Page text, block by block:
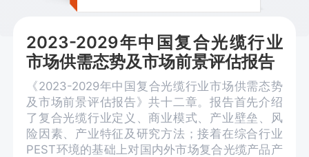
2023-2029年中国复合光缆行业
市场供需态势及市场前景评估报告
《2023-2029年中国复合光缆行业市场供需态势
及市场前景评估报告》共十二章。报告首先介绍
了复合光缆行业定义、商业模式、产业壁垒、风
险因素、产业特征及研究方法；接着在综合行业
PEST环境的基础上对国内外市场复合光缆产品产